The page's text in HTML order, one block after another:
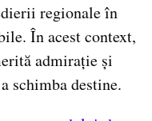
regionale în
În acest context,
admirație și
schimba destine.